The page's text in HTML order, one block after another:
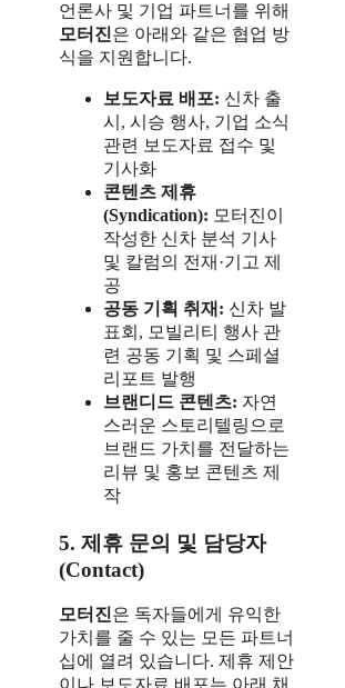
언론사 및 기업 파트너를 위해
모터진은 아래와 같은 협업 방
식을 지원합니다.
보도자료 배포: 신차 출
시, 시승 행사, 기업 소식
관련 보도자료 접수 및
기사화
콘텐츠 제휴
(Syndication): 모터진이
작성한 신차 분석 기사
및 칼럼의 전재·기고 제
공
공동 기획 취재: 신차 발
표회, 모빌리티 행사 관
련 공동 기획 및 스페셜
리포트 발행
브랜디드 콘텐츠: 자연
스러운 스토리텔링으로
브랜드 가치를 전달하는
리뷰 및 홍보 콘텐츠 제
작
5. 제휴 문의 및 담당자
(Contact)
모터진은 독자들에게 유익한
가치를 줄 수 있는 모든 파트너
십에 열려 있습니다. 제휴 제안
이나 보도자료 배포는 아래 채